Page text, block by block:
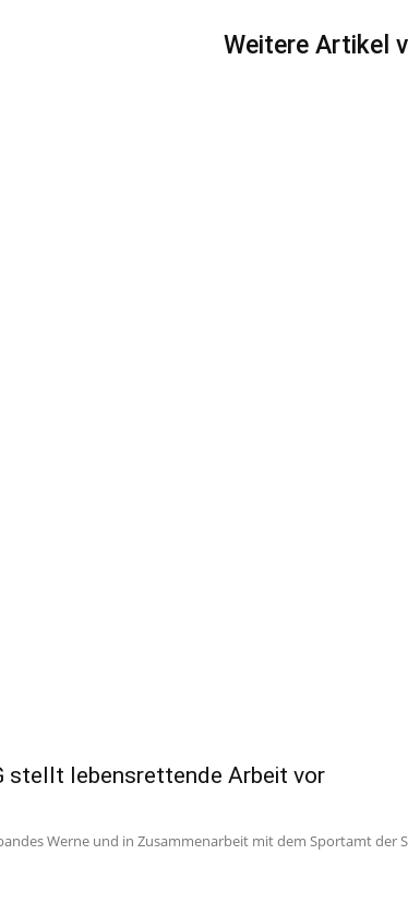
Weitere Artikel
stellt lebensrettende Arbeit vor
Werne und in Zusammenarbeit mit dem Sportamt